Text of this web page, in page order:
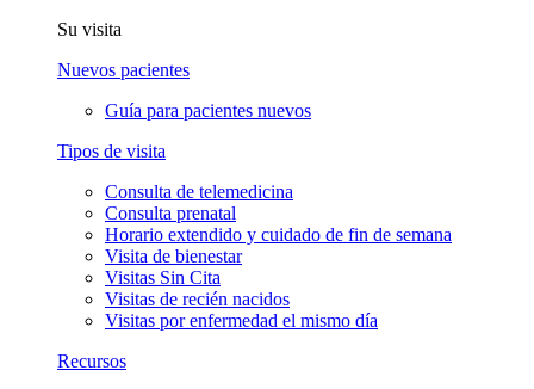
Su visita
Nuevos pacientes
Guía para pacientes nuevos
Tipos de visita
Consulta de telemedicina
Consulta prenatal
Horario extendido y cuidado de fin de semana
Visita de bienestar
Visitas Sin Cita
Visitas de recién nacidos
Visitas por enfermedad el mismo día
Recursos